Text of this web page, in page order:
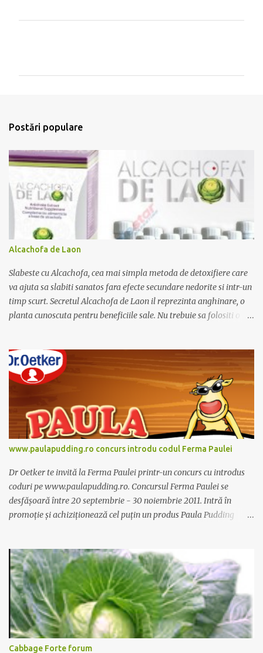
r
i
i
Postări populare
Alcachofa de Laon
Slabeste cu Alcachofa, cea mai simpla metoda de detoxifiere care
va ajuta sa slabiti sanatos fara efecte secundare nedorite si intr-un
timp scurt. Secretul Alcachofa de Laon il reprezinta anghinare, o
planta cunoscuta pentru beneficiile sale. Nu trebuie sa folositi o
www.paulapudding.ro concurs introdu codul Ferma Paulei
Dr Oetker te invită la Ferma Paulei printr-un concurs cu introdus
coduri pe www.paulapudding.ro. Concursul Ferma Paulei se
desfășoară între 20 septembrie - 30 noiembrie 2011. Intră în
promoție și achiziționează cel puțin un produs Paula Pudding
concurs Ferma Paulei. Poți căștiga zilnic truse de grădinărit,
săptămânal tractorașul fermierului sau premiul cel mare o
excursie la o super-fermă din Anglia. Mai multe coduri, mai multe
șanse de câștig. Câștigători si regulament pe
www.paulapudding.ro.
Cabbage Forte forum